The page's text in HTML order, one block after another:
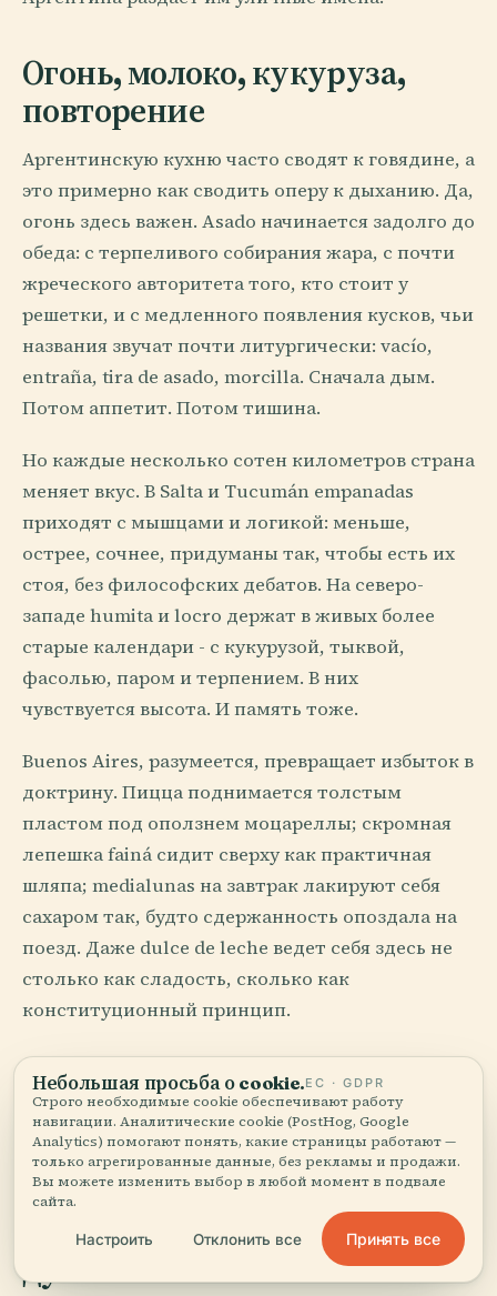
Огонь, молоко, кукуруза,
повторение
Аргентинскую кухню часто сводят к говядине, а
это примерно как сводить оперу к дыханию. Да,
огонь здесь важен. Asado начинается задолго до
обеда: с терпеливого собирания жара, с почти
жреческого авторитета того, кто стоит у
решетки, и с медленного появления кусков, чьи
названия звучат почти литургически: vacío,
entraña, tira de asado, morcilla. Сначала дым.
Потом аппетит. Потом тишина.
Но каждые несколько сотен километров страна
меняет вкус. В Salta и Tucumán empanadas
приходят с мышцами и логикой: меньше,
острее, сочнее, придуманы так, чтобы есть их
стоя, без философских дебатов. На северо-
западе humita и locro держат в живых более
старые календари - с кукурузой, тыквой,
фасолью, паром и терпением. В них
чувствуется высота. И память тоже.
Buenos Aires, разумеется, превращает избыток в
доктрину. Пицца поднимается толстым
пластом под оползнем моцареллы; скромная
лепешка fainá сидит сверху как практичная
шляпа; medialunas на завтрак лакируют себя
сахаром так, будто сдержанность опоздала на
поезд. Даже dulce de leche ведет себя здесь не
столько как сладость, сколько как
конституционный принцип.
Страна - это стол, накрытый для чужих.
Аргентина накрывает его поздно, все добавляет
тарелки и слегка судит вас, если вы слишком
рано объявляете себя сытым.
Библиотеки для бессонных и
дуэли
Небольшая просьба о cookie.ЕС · GDPR
Строго необходимые cookie обеспечивают работу
навигации. Аналитические cookie (PostHog, Google
Analytics) помогают понять, какие страницы работают —
только агрегированные данные, без рекламы и продажи.
Вы можете изменить выбор в любой момент в подвале
сайта.
Настроить Отклонить все Принять все